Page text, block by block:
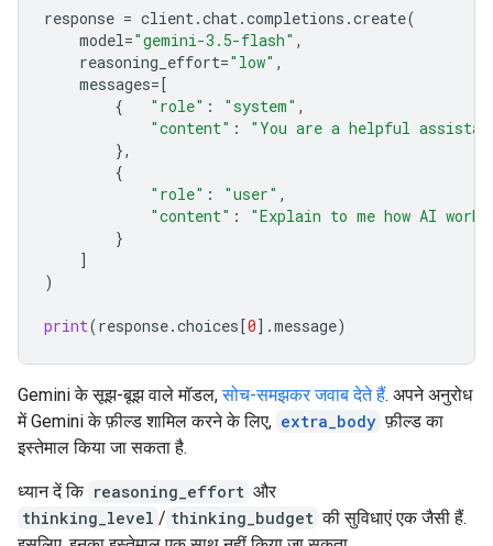
response = client.chat.completions .create(
model="gemini-3.5-flash" ,
reasoning_effort="low" ,
messages=[
{
"role" : "system" ,
"content" :
"You are a helpful
},
{
"role" : "user" ,
"content" :
"Explain to me how AI
}
]
)
print(response.choices[0] .message)
Gemini के सूझ-बूझ वाले मॉडल,सोच-समझकर जवाब देते हैं. अपने अनुरोध
में Gemini के फ़ील्ड शामिल करने के लिए, extra_body फ़ील्ड का
इस्तेमाल किया जा सकता है.
ध्यान दें कि reasoning_effort और
thinking_level / thinking_budget की सुविधाएं एक जैसी हैं.